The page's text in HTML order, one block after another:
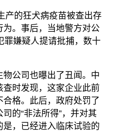
产的狂犬病疫苗被查出存
。事后，当地警方对公
罪嫌疑人提请批捕，数十
公司也曝出了丑闻。中
查时发现，这家企业此前
格。此后，政府处罚了
的“非法所得”，并对其
，已经进入临床试验的